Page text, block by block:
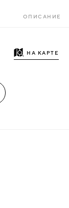
ОПИСАНИЕ
НА КАРТЕ